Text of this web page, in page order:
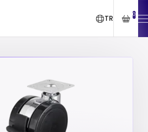
TR 0